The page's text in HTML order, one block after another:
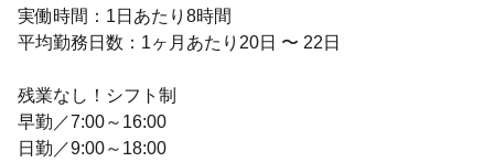
実働時間：1日あたり8時間
平均勤務日数：1ヶ月あたり20日 〜 22日
残業なし！シフト制
早勤／7:00～16:00
日勤／9:00～18:00